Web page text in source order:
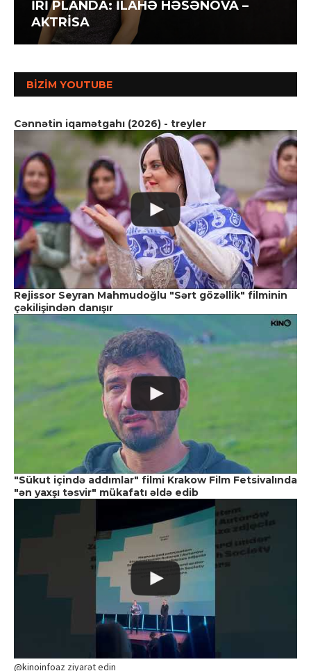
İRİ PLANDA: İLAHƏ HƏSƏNOVA –
AKTRİSA
BIZIM YOUTUBE
Cənnətin iqamətgahı (2026) - treyler
Rejissor Seyran Mahmudoğlu "Sərt gözəllik" filminin
çəkilişindən danışır
"Sükut içində addımlar" filmi Krakow Film Fetsivalında
"ən yaxşı təsvir" mükafatı əldə edib
@kinoinfoaz ziyarət edin